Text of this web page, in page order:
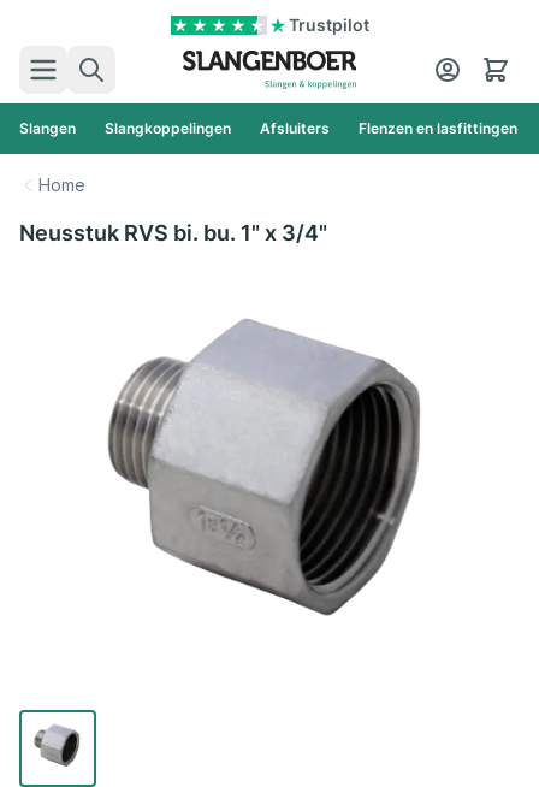
Trustpilot
Zoek
Cart
Slangen Slangkoppelingen Afsluiters Flenzen en lasfittingen
Home
Neusstuk RVS bi. bu. 1" x 3/4"